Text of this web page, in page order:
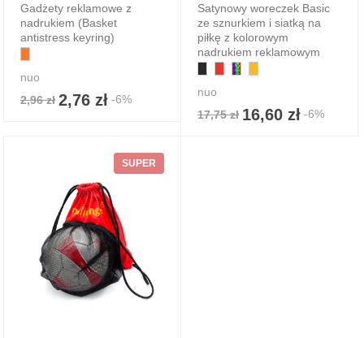
Gadżety reklamowe z
nadrukiem (Basket
antistress keyring)
nuo
2,96 zł 2,76 zł -6%
Satynowy woreczek Basic
ze sznurkiem i siatką na
piłkę z kolorowym
nadrukiem reklamowym
nuo
17,75 zł 16,60 zł -6%
SUPER